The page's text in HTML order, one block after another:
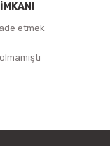
etmek